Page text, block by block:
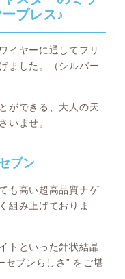
ブレス♪
イヤーに通してフリ
ました。（シルバー
ができる、大人の天
いませ。
ブン
も高い超高品質ナゲ
組み上げておりま
トといった針状結晶
セブンらしさ” をご堪